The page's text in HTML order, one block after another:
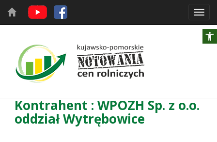
Kontrahent : WPOZH Sp. z o.o.
oddział Wytrębowice